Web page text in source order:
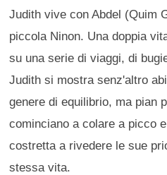
Judith vive con Abdel (Quim
piccola Ninon. Una doppia
su una serie di viaggi, di
Judith si mostra senz'altro
genere di equilibrio, ma pian
cominciano a colare a picco
costretta a rivedere le sue
stessa vita.